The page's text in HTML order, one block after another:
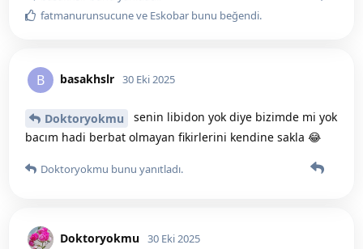
fatmanurunsucuneve Eskobar bunu beğendi.
B basakhslr 30 Eki 2025
Doktoryokmu
senin libidon yok diye bizimde mi yok
bacım hadi berbat olmayan fikirlerini kendine sakla 😂
Doktoryokmu bunu yanıtladı.
Doktoryokmu 30 Eki 2025